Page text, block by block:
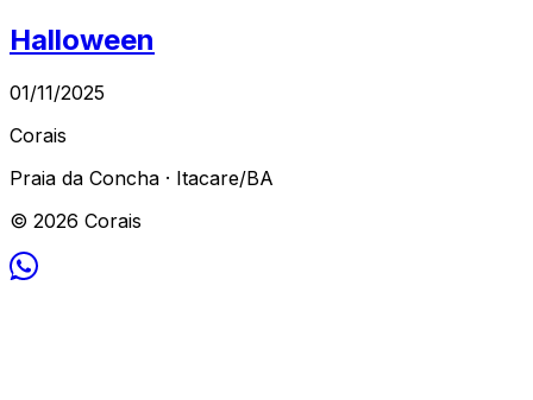
Halloween
01/11/2025
Corais
Praia da Concha · Itacare/BA
© 2026 Corais